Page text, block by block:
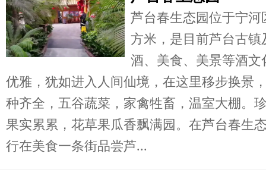
芦台春生态园位于宁河
方米，是目前芦台古
酒、美食、美景等酒
优雅，犹如进入人间仙境，在这里移步换景
种齐全，五谷蔬菜，家禽牲畜，温室大棚。
果实累累，花草果瓜香飘满园。在芦台春生
行在美食一条街品尝芦...